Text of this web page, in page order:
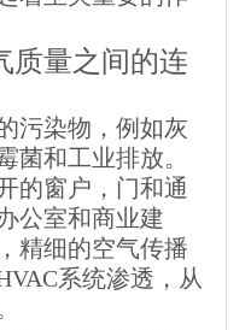
质量之间的连
污染物，例如灰
菌和工业排放。
的窗户，门和通
公室和商业建
精细的空气传播
系统渗透，从